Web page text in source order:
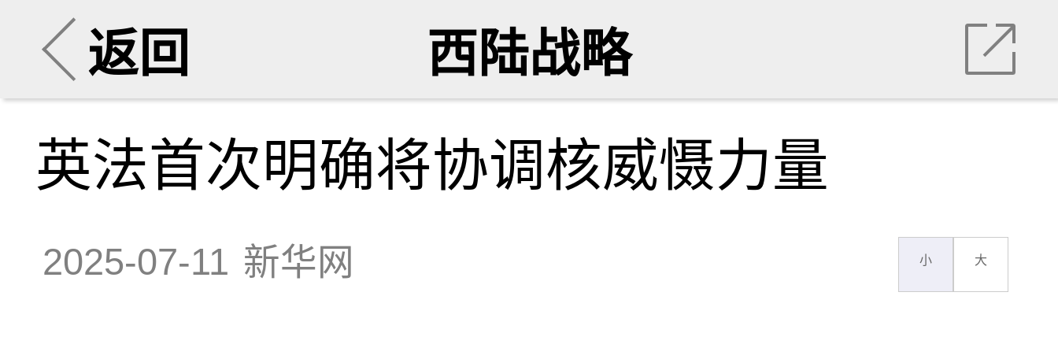
返回 西陆战略
英法首次明确将协调核威慑力量
2025-07-11 新华网 小 大